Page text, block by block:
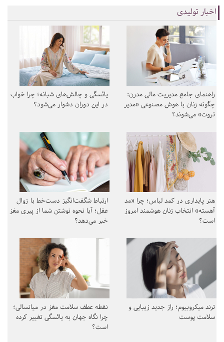
اخبار تولیدی
راهنمای جامع مدیریت مالی مدرن:
چگونه زنان با هوش مصنوعی «مدیر
ثروت» می‌شوند؟
یائسگی و چالش‌های شبانه؛ چرا خواب
در این دوران دشوار می‌شود؟
هنر پایداری در کمد لباس؛ چرا «مد
آهسته» انتخاب زنان هوشمند امروز
است؟
ارتباط شگفت‌انگیز دست‌خط با زوال
عقل؛ آیا نحوه نوشتن شما از پیری مغز
خبر می‌دهد؟
ترند میکروبیوم؛ راز جدید زیبایی و
سلامت پوست
نقطه عطف سلامت مغز در میانسالی؛
چرا نگاه جهان به یائسگی تغییر کرده
است؟